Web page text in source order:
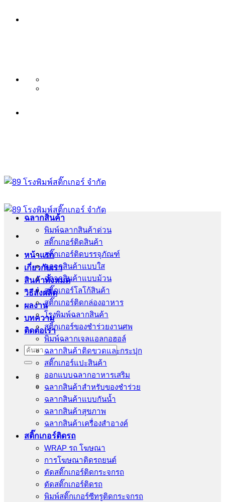
หน้าแรก
เกี่ยวกับเรา
สินค้าทั้งหมด
วิธีสั่งผลิต
ผลงาน
บทความ
ติดต่อเรา
ค้นหา:
ฉลากสินค้า
พิมพ์ฉลากสินค้าด่วน
สติ๊กเกอร์ติดสินค้า
สติ๊กเกอร์ติดบรรจุภัณฑ์
ฉลากสินค้าแบบใส
ฉลากสินค้าแบบม้วน
สติ๊กเกอร์โลโก้สินค้า
สติ๊กเกอร์ติดกล่องอาหาร
โรงพิมพ์ฉลากสินค้า
สติ้กเกอร์ของชำร่วยงานศพ
พิมพ์ฉลากเจลแอลกอฮอล์
ฉลากสินค้าติดขวดและกระปุก
สติ๊กเกอร์แปะสินค้า
ออกแบบฉลากอาหารเสริม
ฉลากสินค้าสำหรับของชำร่วย
ฉลากสินค้าแบบกันน้ำ
ฉลากสินค้าสุขภาพ
ฉลากสินค้าเครื่องสำอางค์
สติ๊กเกอร์ติดรถ
WRAP รถ โฆษณา
การโฆษณาติดรถยนต์
ตัดสติ๊กเกอร์ติดกระจกรถ
ตัดสติ๊กเกอร์ติดรถ
พิมพ์สติ๊กเกอร์ซีทรูติดกระจกรถ